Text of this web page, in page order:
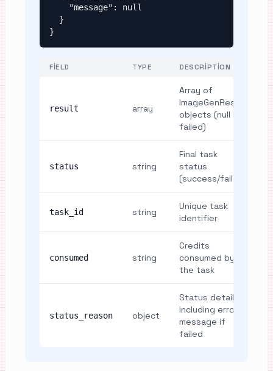
}
FIELD TYPE DESCRIPTION
result array
Array of
ImageGenResult
objects (null if
failed)
status string
Final task
status
(success/failed)
task_id string
Unique task
identifier
consumed string
Credits
consumed by
the task
status_reason object
Status details
including error
message if
failed